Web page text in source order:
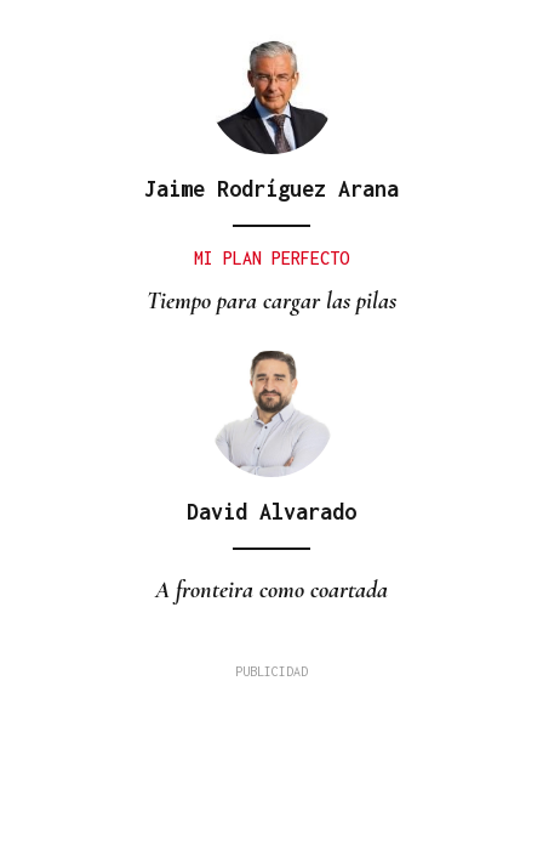
Jaime Rodríguez Arana
MI PLAN PERFECTO
Tiempo para cargar las pilas
David Alvarado
A fronteira como coartada